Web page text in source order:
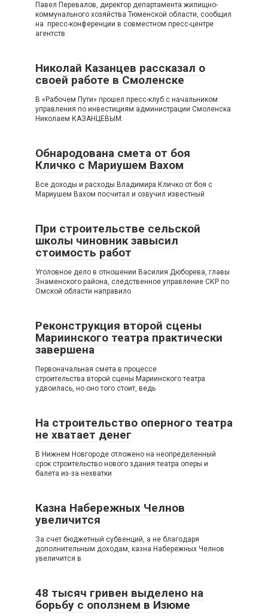
Павел Перевалов, директор департамента жилищно-
коммунального хозяйства Тюменской области, сообщил
на пресс-конференции в совместном пресс-центре
агентств
Николай Казанцев рассказал о
своей работе в Смоленске
В «Рабочем Пути» прошел пресс-клуб с начальником
управления по инвестициям администрации Смоленска
Николаем КАЗАНЦЕВЫМ.
Обнародована смета от боя
Кличко с Мариушем Вахом
Все доходы и расходы Владимира Кличко от боя с
Мариушем Вахом посчитал и озвучил известный
При строительстве сельской
школы чиновник завысил
стоимость работ
Уголовное дело в отношении Василия Дюборева, главы
Знаменского района, следственное управление СКР по
Омской области направило
Реконструкция второй сцены
Мариинского театра практически
завершена
Первоначальная смета в процессе
строительства второй сцены Мариинского театра
удвоилась, но оно того стоит, ведь
На строительство оперного театра
не хватает денег
В Нижнем Новгороде отложено на неопределенный
срок строительство нового здания театра оперы и
балета из‑за нехватки
Казна Набережных Челнов
увеличится
За счет бюджетный субвенций, а не благодаря
дополнительным доходам, казна Набережных Челнов
увеличится в
48 тысяч гривен выделено на
борьбу с оползнем в Изюме